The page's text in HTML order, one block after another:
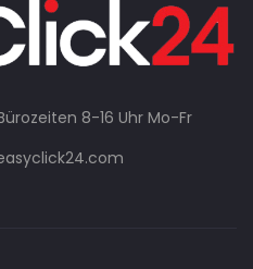
8-16 Uhr Mo-Fr